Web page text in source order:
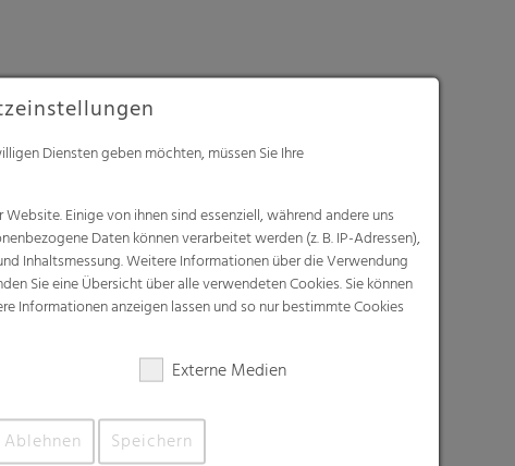
Diensten geben möchten, müssen Sie Ihre
Einige von ihnen sind essenziell, während andere uns
Daten können verarbeitet werden (z. B. IP-Adressen),
Inhaltsmessung. Weitere Informationen über die Verwendung
Sie eine Übersicht über alle verwendeten Cookies. Sie können
Informationen anzeigen lassen und so nur bestimmte Cookies
Externe Medien
Ablehnen Speichern